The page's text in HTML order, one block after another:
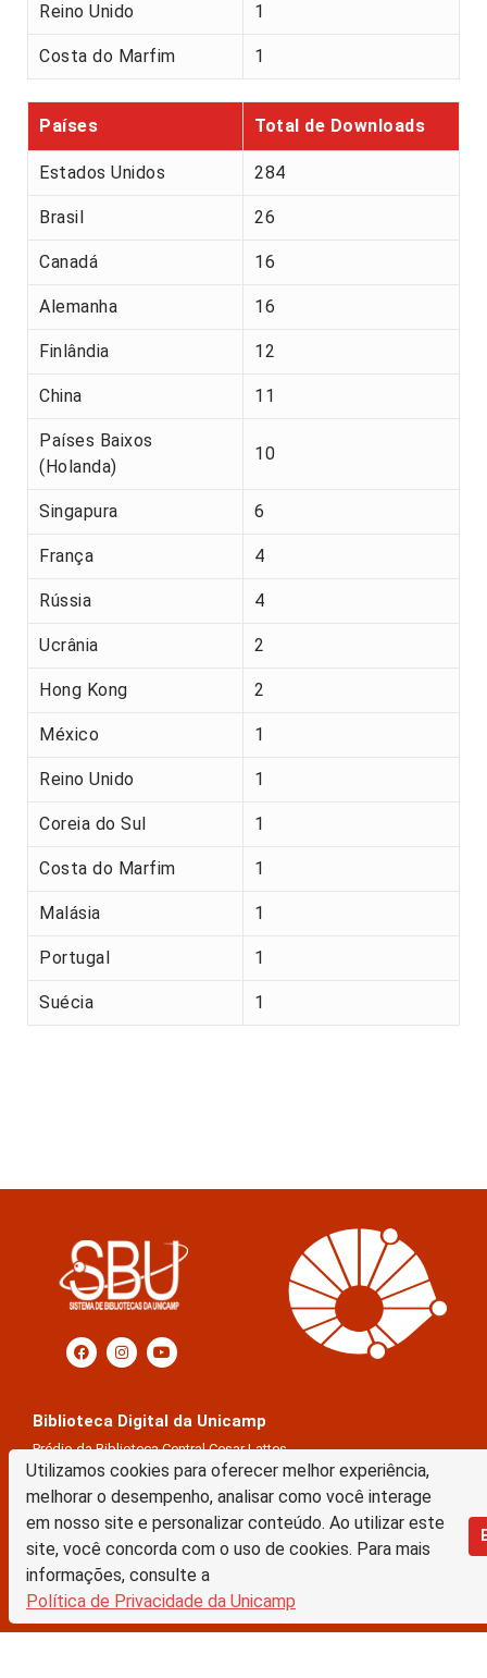
Utilizamos cookies para oferecer melhor experiência,
melhorar o desempenho, analisar como você interage
em nosso site e personalizar conteúdo. Ao utilizar este
site, você concorda com o uso de cookies. Para mais
informações, consulte a
Política de Privacidade da Unicamp
Reino Unido 1
Costa do Marfim 1
Países Total de Downloads
Estados Unidos 284
Brasil 26
Canadá 16
Alemanha 16
Finlândia 12
China 11
Países Baixos
(Holanda)
10
Singapura 6
França 4
Rússia 4
Ucrânia 2
Hong Kong 2
México 1
Reino Unido 1
Coreia do Sul 1
Costa do Marfim 1
Malásia 1
Portugal 1
Suécia 1
Biblioteca Digital da Unicamp
Prédio da Biblioteca Central Cesar Lattes
Rua Sérgio Buarque de Holanda, 421 – 1º piso
Cidade Universitária “Zeferino Vaz” – Barão Geraldo
13083-859 – Campinas – SP – Brasil
Tel.: (19) 3521-6493
E-mail: sbubd@unicamp.br